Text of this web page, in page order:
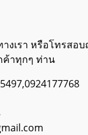
งเรา หรือโทรสอ
ค้าทุกๆ ท่าน